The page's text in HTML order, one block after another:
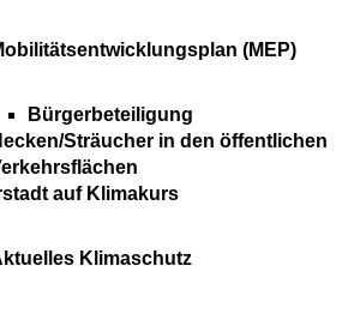
(MEP)
Bürgerbeteiligung
Sträucher in den öffentlichen
auf Klimakurs
Klimaschutz